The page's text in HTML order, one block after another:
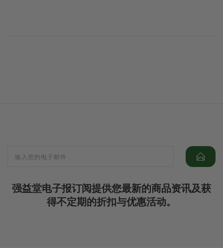
强益堂电子报订阅提供您最新的商品资讯及获
得不定期的折扣与优惠活动。